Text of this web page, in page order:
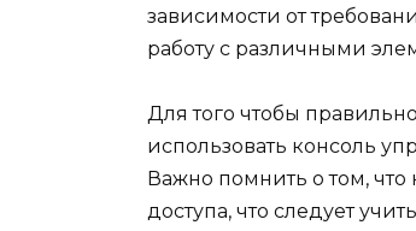
зависимости от
работу с различными
Для того чтобы
использовать консоль
Важно помнить о том,
доступа, что следует